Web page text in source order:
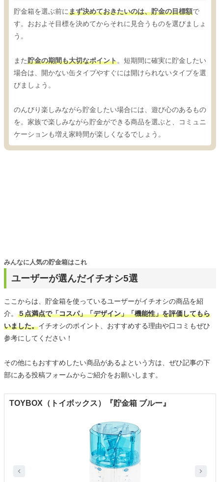
貯金箱を選ぶ前にまず決めておきたいのは、貯金の目標額で
す。おおよそ目標を決めてからそれに見合うものを選びましょ
う。
また貯金の期間も大切なポイント。短期間に確実に貯金したい
場合は、開かない缶タイプやすぐには開けられないタイプを選
びましょう。
のんびり楽しみながら貯金したい場合には、遊び心のあるもの
を。家族で楽しみながら貯金ができる商品を選ぶと、コミュニ
ケーションも増え家時間が楽しくなるでしょう。
ユーザーが選んだイチオシ5選
みんなに人気の貯金箱はこれ
ここからは、貯金箱を使っているユーザーがイチオシの商品を紹
介。 ５点満点で「コスパ」「デザイン」「機能性」を評価してもら
いました。イチオシのポイント、おすすめする理由や口コミもぜひ
参考にしてください！
その他にもおすすめしたい商品があるよという方は、ぜひ記事の下
部にある投稿フォームからご紹介をお願いします。
TOYBOX（トイボックス）『貯金箱 ブルー』